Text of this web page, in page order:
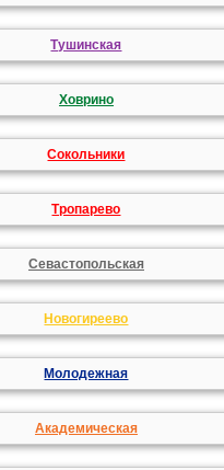
Тушинская
Ховрино
Сокольники
Тропарево
Севастопольская
Новогиреево
Молодежная
Академическая